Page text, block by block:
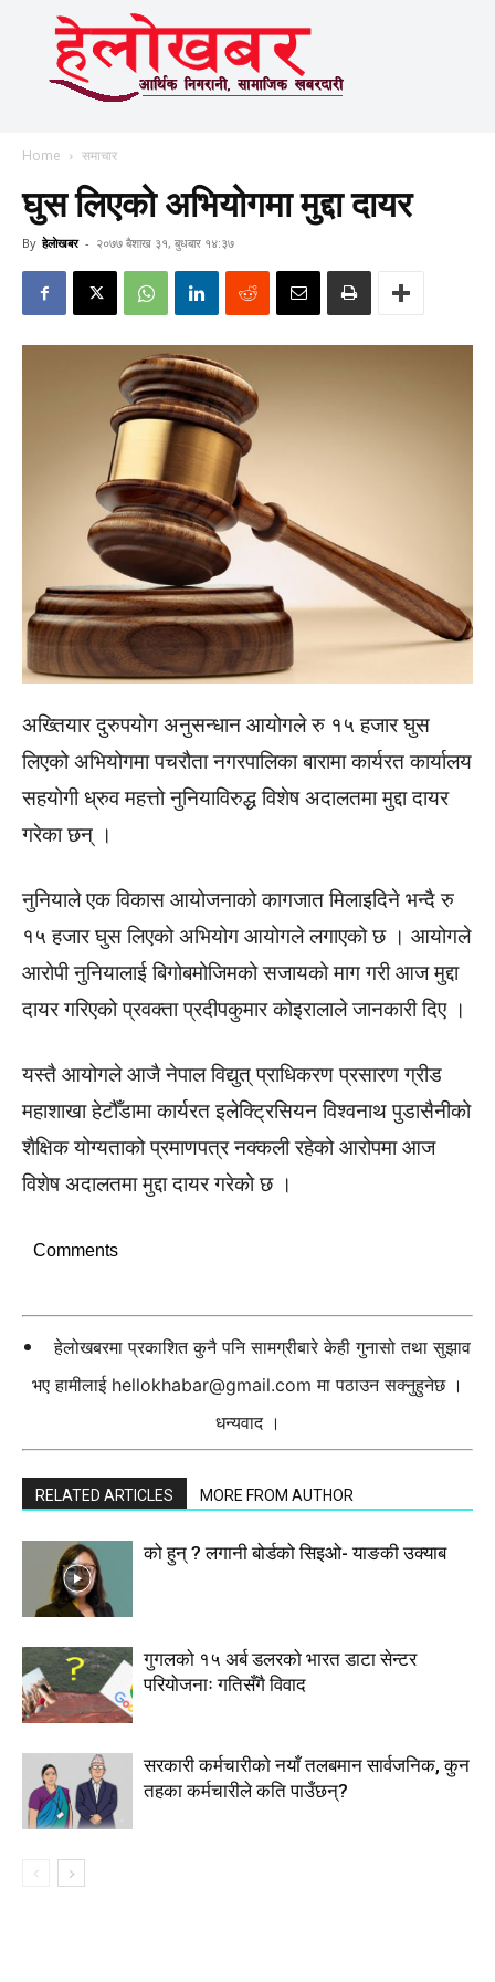
Home समाचार
घुस लिएको अभियोगमा मुद्दा दायर
By हेलाेखबर - २०७७ बैशाख ३१, बुधबार १४:३७
अख्तियार दुरुपयोग अनुसन्धान आयोगले रु १५ हजार घुस
लिएको अभियोगमा पचरौता नगरपालिका बारामा कार्यरत कार्यालय
सहयोगी ध्रुव महत्तो नुनियाविरुद्ध विशेष अदालतमा मुद्दा दायर
गरेका छन् ।
नुनियाले एक विकास आयोजनाको कागजात मिलाइदिने भन्दै रु
१५ हजार घुस लिएको अभियोग आयोगले लगाएको छ । आयोगले
आरोपी नुनियालाई बिगोबमोजिमको सजायको माग गरी आज मुद्दा
दायर गरिएको प्रवक्ता प्रदीपकुमार कोइरालाले जानकारी दिए ।
यस्तै आयोगले आजै नेपाल विद्युत् प्राधिकरण प्रसारण ग्रीड
महाशाखा हेटौँडामा कार्यरत इलेक्ट्रिसियन विश्वनाथ पुडासैनीको
शैक्षिक योग्यताको प्रमाणपत्र नक्कली रहेको आरोपमा आज
विशेष अदालतमा मुद्दा दायर गरेको छ ।
Comments
हेलोखबरमा प्रकाशित कुनै पनि सामग्रीबारे केही गुनासो तथा सुझाव
भए हामीलाई hellokhabar@gmail.com मा पठाउन सक्नुहुनेछ ।
धन्यवाद ।
RELATED ARTICLES MORE FROM AUTHOR
को हुन् ? लगानी बोर्डको सिइओ- याङकी उक्याब
गुगलको १५ अर्ब डलरको भारत डाटा सेन्टर
परियोजनाः गतिसँगै विवाद
सरकारी कर्मचारीकाे नयाँ तलबमान सार्वजनिक, कुन
तहका कर्मचारीले कति पाउँछन्?